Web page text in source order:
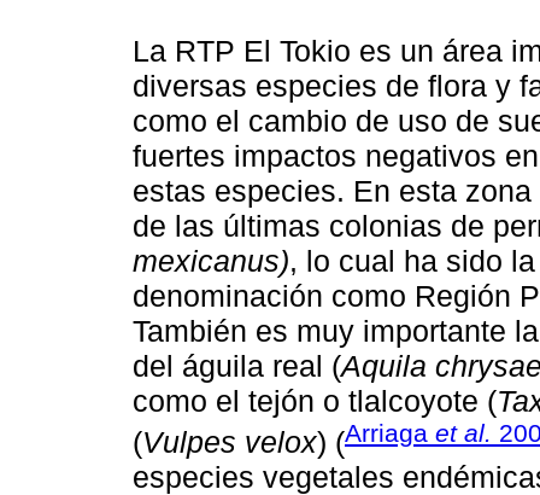
La RTP El Tokio es un área
diversas especies de flora y
como el cambio de uso de
fuertes impactos negativos
estas especies. En esta
de las últimas colonias de
mexicanus), lo cual ha sido
denominación como Región
También es muy importante
del águila real (Aquila
como el tejón o tlalcoyote (
(Vulpes velox) (Arriaga et al.
especies vegetales